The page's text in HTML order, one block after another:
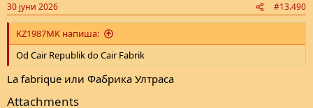
s
:
30 јуни 2026 #13.490
KZ1987MK напиша:
Od Cair Republik do Cair Fabrik
La fabrique или Фабрика Ултраса
Attachments